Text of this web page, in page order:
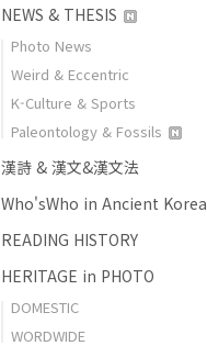
NEWS & THESIS
Photo News
Weird & Eccentric
K-Culture & Sports
Paleontology & Fossils
漢詩 & 漢文&漢文法
Who'sWho in Ancient Korea
READING HISTORY
HERITAGE in PHOTO
DOMESTIC
WORDWIDE